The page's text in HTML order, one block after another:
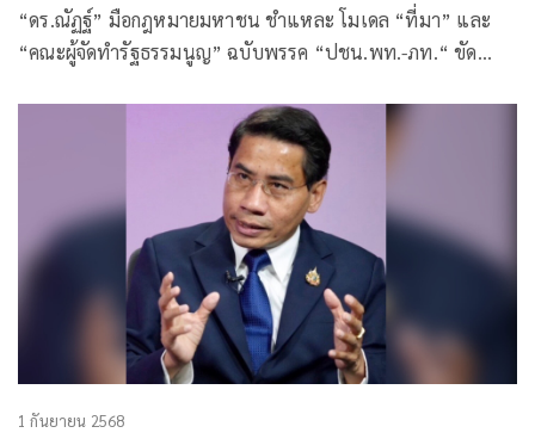
“ดร.ณัฏฐ์” มือกฎหมายมหาชน ชำแหละ โมเดล “ที่มา” และ
“คณะผู้จัดทำรัฐธรรมนูญ” ฉบับพรรค “ปชน.พท.-ภท.“ ขัด
1 กันยายน 2568